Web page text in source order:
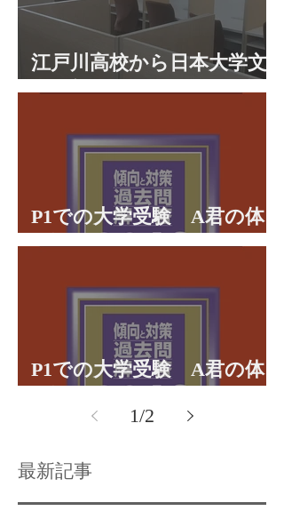
江戸川高校から日本大学文
理学部に合格 合格体験談
P1での大学受験 A君の体
験談パート２
P1での大学受験 A君の体
1/2
最新記事